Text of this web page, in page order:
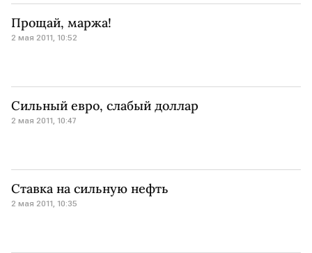
Прощай, маржа!
2 мая 2011, 10:52
Сильный евро, слабый доллар
2 мая 2011, 10:47
Ставка на сильную нефть
2 мая 2011, 10:35